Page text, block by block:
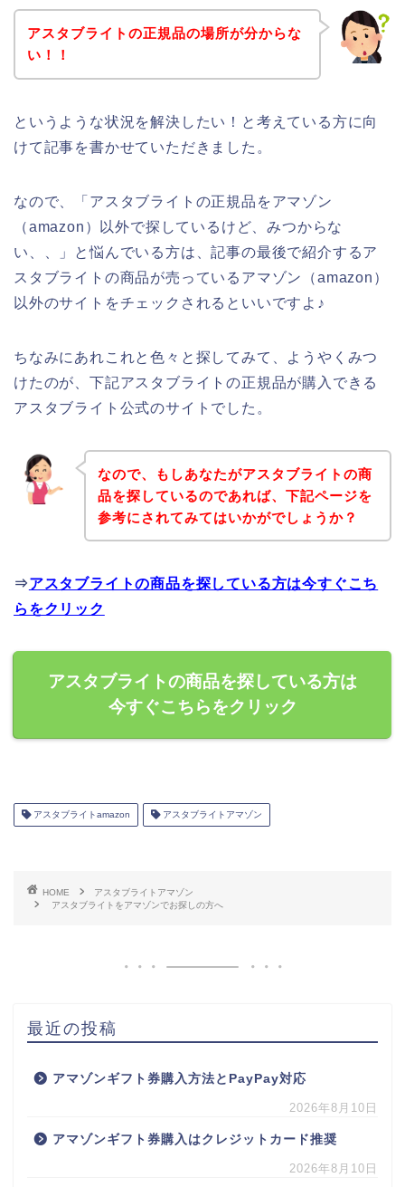
アスタブライトの正規品の場所が分からな
い！！
というような状況を解決したい！と考えている方に向
けて記事を書かせていただきました。
なので、「アスタブライトの正規品をアマゾン
（amazon）以外で探しているけど、みつからな
い、、」と悩んでいる方は、記事の最後で紹介するア
スタブライトの商品が売っているアマゾン（amazon）
以外のサイトをチェックされるといいですよ♪
ちなみにあれこれと色々と探してみて、ようやくみつ
けたのが、下記アスタブライトの正規品が購入できる
アスタブライト公式のサイトでした。
なので、もしあなたがアスタブライトの商
品を探しているのであれば、下記ページを
参考にされてみてはいかがでしょうか？
⇒アスタブライトの商品を探している方は今すぐこち
らをクリック
アスタブライトの商品を探している方は
今すぐこちらをクリック
アスタブライトamazon アスタブライトアマゾン
HOME
アスタブライトアマゾン
アスタブライトをアマゾンでお探しの方へ
最近の投稿
アマゾンギフト券購入方法とPayPay対応
2026年8月10日
アマゾンギフト券購入はクレジットカード推奨
2026年8月10日